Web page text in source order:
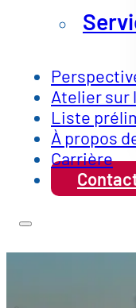
Atelier sur
Liste
À propos
Carrière